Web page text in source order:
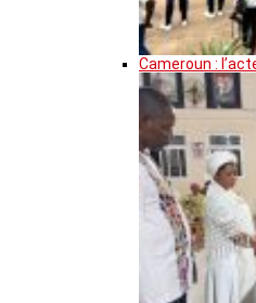
Cameroun :